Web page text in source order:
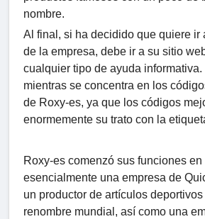
nombre.
Al final, si ha decidido que quiere ir
de la empresa, debe ir a su sitio
cualquier tipo de ayuda
mientras se concentra en los
de Roxy-es, ya que los códigos
enormemente su trato con la
Roxy-es comenzó sus funciones
esencialmente una empresa de
un productor de artículos
renombre mundial, así como una